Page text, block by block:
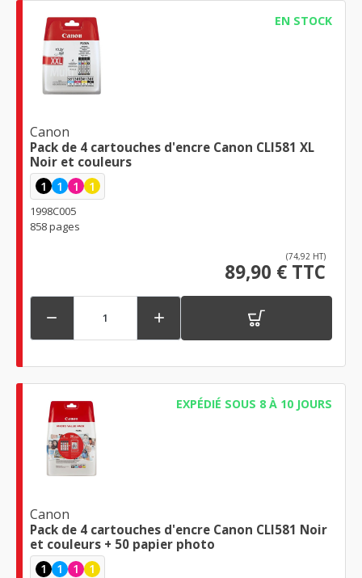
EN STOCK
Canon
Pack de 4 cartouches d'encre Canon CLI581 XL
Noir et couleurs
1 1 1 1
1998C005
858 pages
(74,92 HT)
89,90 € TTC
 
EXPÉDIÉ SOUS 8 À 10 JOURS
Canon
Pack de 4 cartouches d'encre Canon CLI581 Noir
et couleurs + 50 papier photo
1 1 1 1